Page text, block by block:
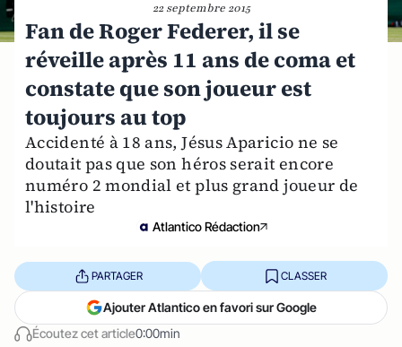
22 septembre 2015
Fan de Roger Federer, il se
réveille après 11 ans de coma et
constate que son joueur est
toujours au top
Accidenté à 18 ans, Jésus Aparicio ne se
doutait pas que son héros serait encore
numéro 2 mondial et plus grand joueur de
l'histoire
Atlantico Rédaction
Écoutez cet article0:00min
PARTAGER CLASSER
Ajouter Atlantico en favori sur Google